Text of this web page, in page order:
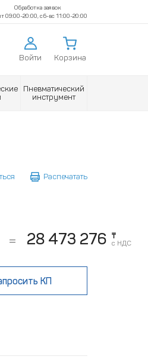
Обработка заявок
09:00-20:00, сб-вс 11:00-20:00
Войти Корзина
Пневматический
инструмент
Распечатать
28 473 276
₸
с НДС
КП